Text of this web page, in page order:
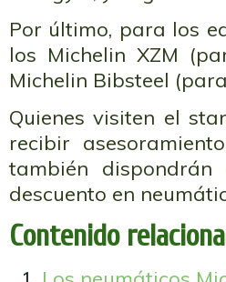
Por último, para los
los Michelin XZM
Michelin Bibsteel
Quienes visiten el
recibir
también
descuento en
Contenido